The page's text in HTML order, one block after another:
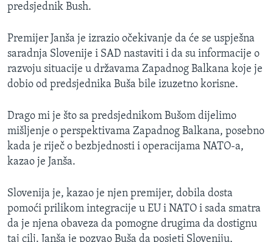
Jezici
predsjednik Bush.
Premijer Janša je izrazio očekivanje da će se uspješna
saradnja Slovenije i SAD nastaviti i da su informacije o
razvoju situacije u državama Zapadnog Balkana koje je
dobio od predsjednika Buša bile izuzetno korisne.
Drago mi je što sa predsjednikom Bušom dijelimo
mišljenje o perspektivama Zapadnog Balkana, posebno
kada je riječ o bezbjednosti i operacijama NATO-a,
kazao je Janša.
Slovenija je, kazao je njen premijer, dobila dosta
pomoći prilikom integracije u EU i NATO i sada smatra
da je njena obaveza da pomogne drugima da dostignu
taj cilj. Janša je pozvao Buša da posjeti Sloveniju,